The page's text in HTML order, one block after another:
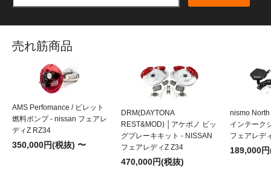
売れ筋商品
AMS Perfomance / ビレット
燃料ポンプ - nissan フェアレ
ディZ RZ34
350,000円(税抜) 〜
DRM(DAYTONA
REST&MOD) │アケボノ ビッ
グブレーキキット - NISSAN
フェアレディZ Z34
470,000円(税抜)
nismo
インテーク
フェアレデ
189,000